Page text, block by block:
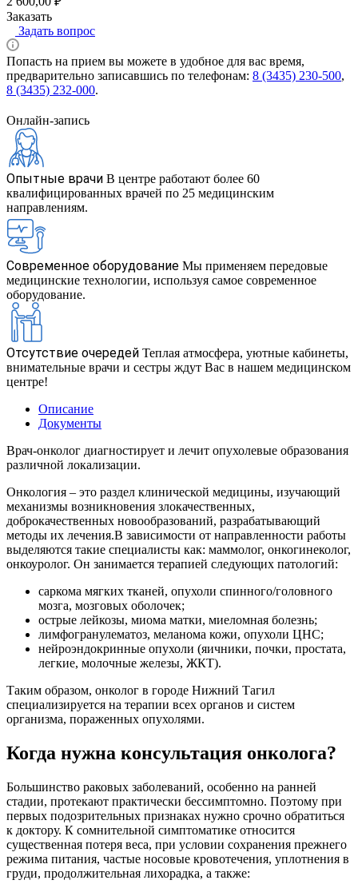
Заказать
Задать вопрос
Попасть на прием вы можете в удобное для вас время,
предварительно записавшись по телефонам: 8 (3435) 230-500,
8 (3435) 232-000.
Онлайн-запись
Опытные врачи В центре работают более 60
квалифицированных врачей по 25 медицинским
направлениям.
Современное оборудование Мы применяем передовые
медицинские технологии, используя самое современное
оборудование.
Отсутствие очередей Теплая атмосфера, уютные кабинеты,
внимательные врачи и сестры ждут Вас в нашем медицинском
центре!
Описание
Документы
Врач-онколог диагностирует и лечит опухолевые образования
различной локализации.
Онкология – это раздел клинической медицины, изучающий
механизмы возникновения злокачественных,
доброкачественных новообразований, разрабатывающий
методы их лечения.В зависимости от направленности работы
выделяются такие специалисты как: маммолог, онкогинеколог,
онкоуролог. Он занимается терапией следующих патологий:
саркома мягких тканей, опухоли спинного/головного
мозга, мозговых оболочек;
острые лейкозы, миома матки, миеломная болезнь;
лимфогранулематоз, меланома кожи, опухоли ЦНС;
нейроэндокринные опухоли (яичники, почки, простата,
легкие, молочные железы, ЖКТ).
Таким образом, онколог в городе Нижний Тагил
специализируется на терапии всех органов и систем
организма, пораженных опухолями.
Когда нужна консультация онколога?
Большинство раковых заболеваний, особенно на ранней
стадии, протекают практически бессимптомно. Поэтому при
первых подозрительных признаках нужно срочно обратиться
к доктору. К сомнительной симптоматике относится
существенная потеря веса, при условии сохранения прежнего
режима питания, частые носовые кровотечения, уплотнения в
груди, продолжительная лихорадка, а также: